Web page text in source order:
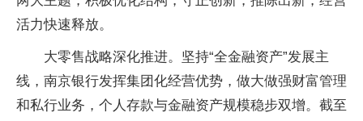
活力快速释放。
大零售战略深化推进。坚持“全金融资产”发展主
线，南京银行发挥集团化经营优势，做大做强财富管理
和私行业务，个人存款与金融资产规模稳步双增。截至